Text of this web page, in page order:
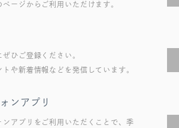
ページからご利用いただけます。
ぜひご登録ください。
や新着情報などを発信しています。
ンアプリ
ンアプリをご利用いただくことで、季